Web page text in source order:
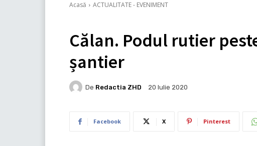
Acasă ACTUALITATE - EVENIMENT
Călan. Podul rutier
șantier
De Redactia ZHD 20 Iulie 2020
Facebook X Pinterest